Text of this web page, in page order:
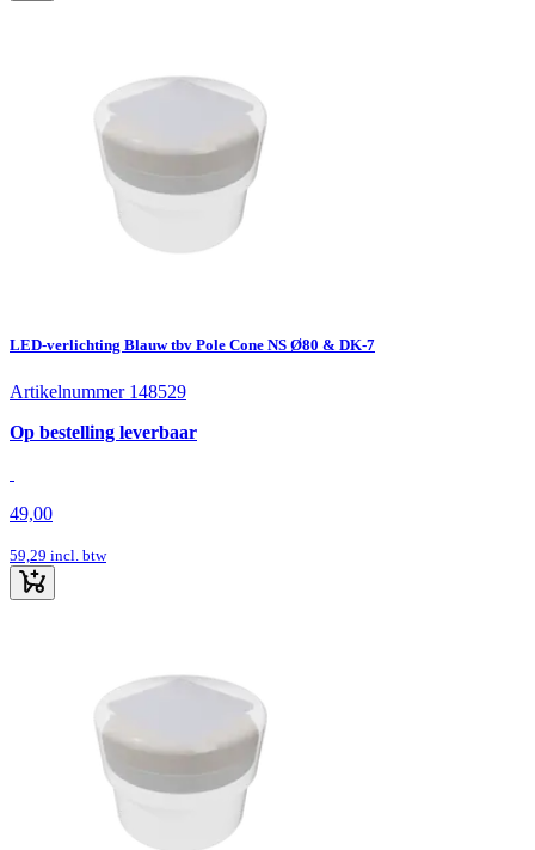
LED-verlichting Blauw tbv Pole Cone NS Ø80 & DK-7
Artikelnummer 148529
Op bestelling leverbaar
49,00
59,29 incl. btw